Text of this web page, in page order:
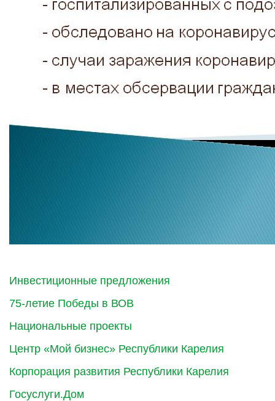
Инвестиционные предложения
75-летие Победы в ВОВ
Национальные проекты
Центр «Мой бизнес» Республики Карелия
Корпорация развития Республики Карелия
Госуслуги.Дом